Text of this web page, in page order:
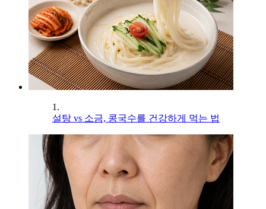
1.
설탕 vs 소금, 콩국수를 건강하게 먹는 법